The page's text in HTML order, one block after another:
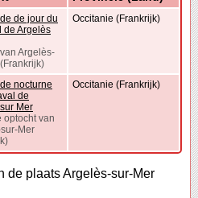
de jour du
de Argelès
Argelès-
Occitanie (Frankrijk)
nocturne
de
Mer
optocht van
Mer
Occitanie (Frankrijk)
de plaats Argelès-sur-Mer